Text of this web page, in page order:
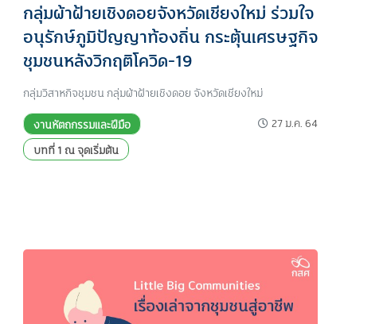
กลุ่มผ้าฝ้ายเชิงดอยจังหวัดเชียงใหม่ ร่วมใจ
อนุรักษ์ภูมิปัญญาท้องถิ่น กระตุ้นเศรษฐกิจ
ชุมชนหลังวิกฤติโควิด-19
กลุ่มวิสาหกิจชุมชน กลุ่มผ้าฝ้ายเชิงดอย จังหวัดเชียงใหม่
งานหัตถกรรมและฝีมือ
บทที่ 1 ณ จุดเริ่มต้น
27 ม.ค. 64